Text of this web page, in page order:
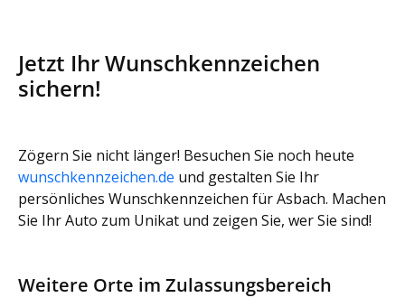
Jetzt Ihr Wunschkennzeichen
sichern!
Zögern Sie nicht länger! Besuchen Sie noch heute
wunschkennzeichen.de und gestalten Sie Ihr
persönliches Wunschkennzeichen für Asbach. Machen
Sie Ihr Auto zum Unikat und zeigen Sie, wer Sie sind!
Weitere Orte im Zulassungsbereich